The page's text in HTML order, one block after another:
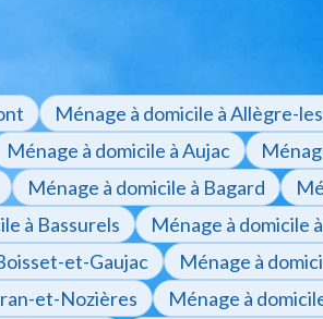
Ménage à domicile à Allègre-
Ménage à domicile à Aujac
Ménage à domicile à Bagard
à Bassurels
Ménage à domicile
et-Gaujac
Ménage à
et-Nozières
Ménage à